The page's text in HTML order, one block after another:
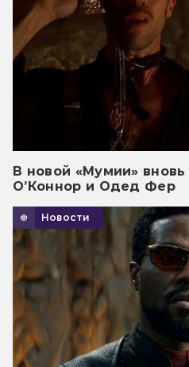
В новой «Мумии»
О’Коннор и Одед Фер
Новости